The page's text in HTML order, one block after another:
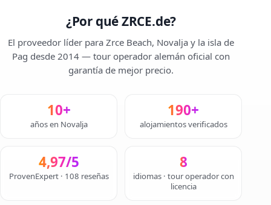
¿Por qué ZRCE.de?
El proveedor líder para Zrce Beach, Novalja y la isla de
Pag desde 2014 — tour operador alemán oficial con
garantía de mejor precio.
10+
años en Novalja
190+
alojamientos verificados
4,97/5
ProvenExpert · 108 reseñas
8
idiomas · tour operador con
licencia